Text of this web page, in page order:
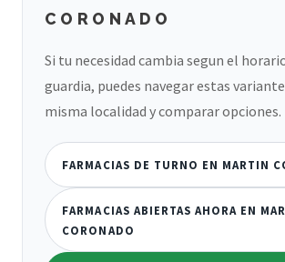
CORONADO
Si tu necesidad cambia segun el
guardia, puedes navegar estas
misma localidad y comparar opciones.
FARMACIAS DE TURNO EN MARTIN
FARMACIAS ABIERTAS AHORA EN
CORONADO